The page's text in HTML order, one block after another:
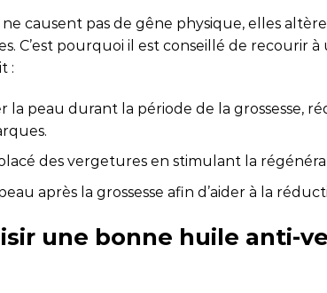
causent pas de gêne physique, elles
C’est pourquoi il est conseillé de recourir
:
la peau durant la période de la grossesse,
des vergetures en stimulant la
après la grossesse afin d’aider à la
une bonne huile anti-